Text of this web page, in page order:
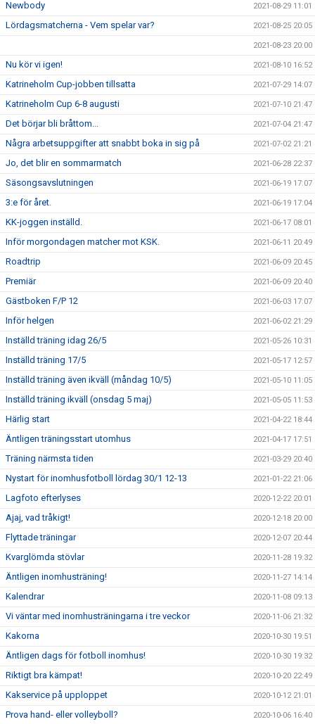
Newbody 2021-08-29 11:01
Lördagsmatcherna - Vem spelar var? 2021-08-25 20:05
2021-08-23 20:00
Nu kör vi igen! 2021-08-10 16:52
Katrineholm Cup-jobben tillsatta 2021-07-29 14:07
Katrineholm Cup 6-8 augusti 2021-07-10 21:47
Det börjar bli bråttom... 2021-07-04 21:47
Några arbetsuppgifter att snabbt boka in sig på 2021-07-02 21:21
Jo, det blir en sommarmatch 2021-06-28 22:37
Säsongsavslutningen 2021-06-19 17:07
3:e för året. 2021-06-19 17:04
KK-joggen inställd. 2021-06-17 08:01
Inför morgondagen matcher mot KSK. 2021-06-11 20:49
Roadtrip 2021-06-09 20:45
Premiär 2021-06-09 20:40
Gästboken F/P 12 2021-06-03 17:07
Inför helgen 2021-06-02 21:29
Inställd träning idag 26/5 2021-05-26 10:31
Inställd träning 17/5 2021-05-17 12:57
Inställd träning även ikväll (måndag 10/5) 2021-05-10 11:05
Inställd träning ikväll (onsdag 5 maj) 2021-05-05 11:53
Härlig start 2021-04-22 18:44
Äntligen träningsstart utomhus 2021-04-17 17:51
Träning närmsta tiden 2021-03-29 20:40
Nystart för inomhusfotboll lördag 30/1 12-13 2021-01-22 21:06
Lagfoto efterlyses 2020-12-22 20:01
Ajaj, vad tråkigt! 2020-12-18 20:00
Flyttade träningar 2020-12-07 20:44
Kvarglömda stövlar 2020-11-28 19:32
Äntligen inomhusträning! 2020-11-27 14:14
Kalendrar 2020-11-08 09:13
Vi väntar med inomhusträningarna i tre veckor 2020-11-06 21:32
Kakorna 2020-10-30 19:51
Äntligen dags för fotboll inomhus! 2020-10-30 19:32
Riktigt bra kämpat! 2020-10-20 22:49
Kakservice på upploppet 2020-10-12 21:01
Prova hand- eller volleyboll? 2020-10-06 16:40